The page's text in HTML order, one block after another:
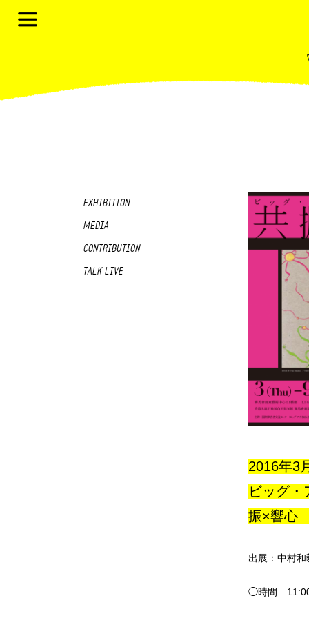
EXHIBITION
MEDIA
CONTRIBUTION
TALK LIVE
2016年3
ビッグ
振×響心
出展：中村
◯時間